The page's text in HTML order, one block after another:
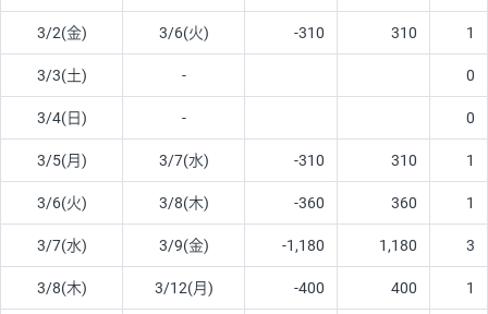
3/2(金) 3/6(火) -310 310 1
3/3(土) - 0
3/4(日) - 0
3/5(月) 3/7(水) -310 310 1
3/6(火) 3/8(木) -360 360 1
3/7(水) 3/9(金) -1,180 1,180 3
3/8(木) 3/12(月) -400 400 1